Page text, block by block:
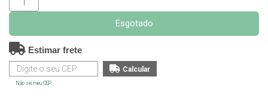
Esgotado
Estimar frete
Não sei meu CEP